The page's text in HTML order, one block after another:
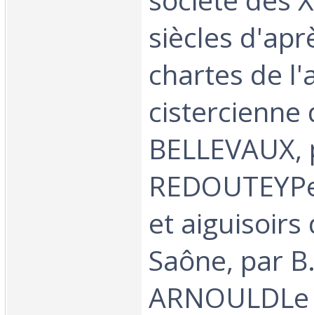
siècles
chartes de
cistercienne
et aiguisoirs
Saône, par